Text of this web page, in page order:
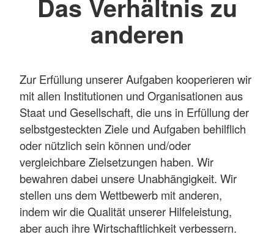
Das Verhältnis zu
anderen
Zur Erfüllung unserer Aufgaben kooperieren wir
mit allen Institutionen und Organisationen aus
Staat und Gesellschaft, die uns in Erfüllung der
selbstgesteckten Ziele und Aufgaben behilflich
oder nützlich sein können und/oder
vergleichbare Zielsetzungen haben. Wir
bewahren dabei unsere Unabhängigkeit. Wir
stellen uns dem Wettbewerb mit anderen,
indem wir die Qualität unserer Hilfeleistung,
aber auch ihre Wirtschaftlichkeit verbessern.